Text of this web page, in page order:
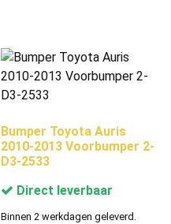
Bumper Toyota Auris
2010-2013 Voorbumper 2-
D3-2533
Direct leverbaar
Binnen 2 werkdagen geleverd.